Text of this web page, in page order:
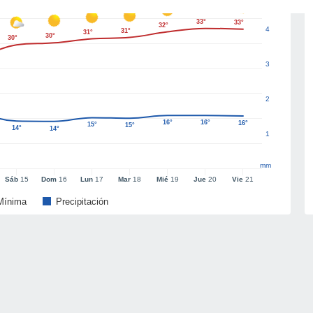
Precipitación
Sáb15 Dom 16 Lun 17 Mar 18 Mié19 Jue 20 Vie 21
1
2
3
4
mm
30° 30° 31° 31°
32° 33° 33°
14° 14°
15° 15° 16° 16° 16°